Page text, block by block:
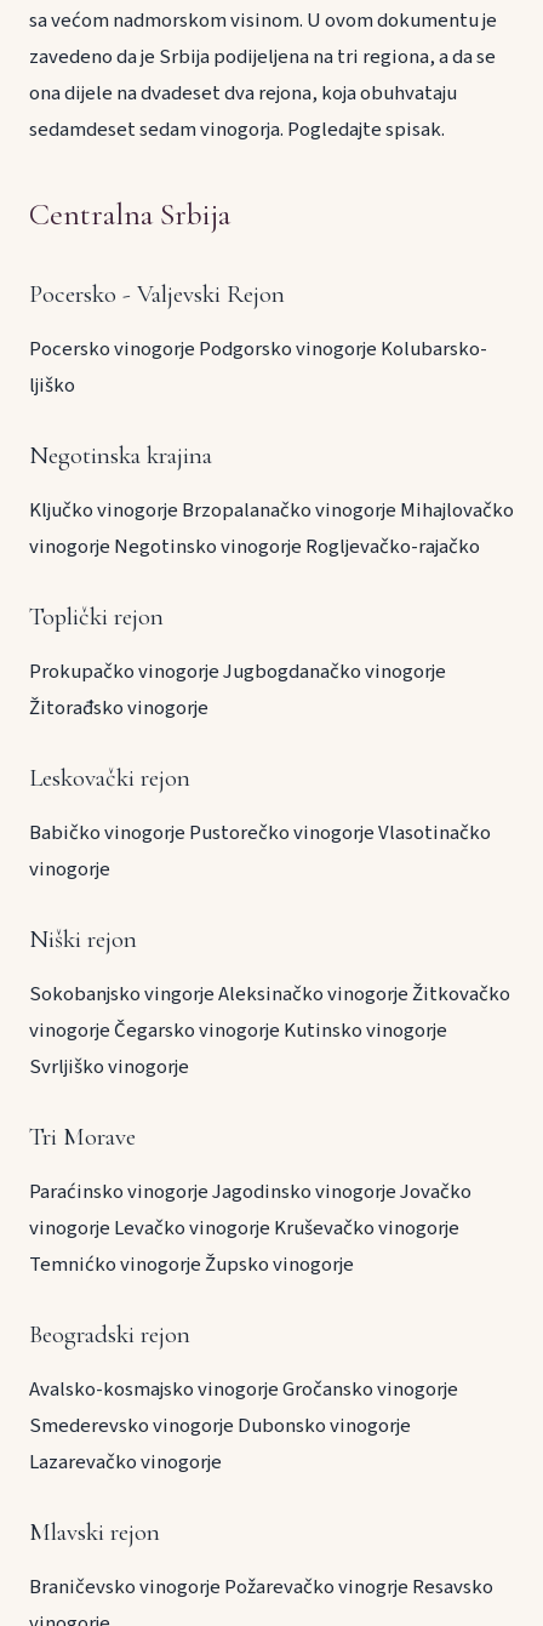
sa većom nadmorskom visinom. U ovom dokumentu je
zavedeno da je Srbija podijeljena na tri regiona, a da se
ona dijele na dvadeset dva rejona, koja obuhvataju
sedamdeset sedam vinogorja. Pogledajte spisak.
Centralna Srbija
Pocersko - Valjevski Rejon
Pocersko vinogorje Podgorsko vinogorje Kolubarsko-
ljiško
Negotinska krajina
Ključko vinogorje Brzopalanačko vinogorje Mihajlovačko
vinogorje Negotinsko vinogorje Rogljevačko-rajačko
Toplički rejon
Prokupačko vinogorjeJugbogdanačko vinogorje
Žitorađsko vinogorje
Leskovački rejon
Babičko vinogorje Pustorečko vinogorjeVlasotinačko
vinogorje
Niški rejon
Sokobanjsko vingorjeAleksinačko vinogorjeŽitkovačko
vinogorjeČegarsko vinogorje Kutinsko vinogorje
Svrljiško vinogorje
Tri Morave
Paraćinsko vinogorjeJagodinsko vinogorjeJovačko
vinogorje Levačko vinogorje Kruševačko vinogorje
Temnićko vinogorjeŽupsko vinogorje
Beogradski rejon
Avalsko-kosmajsko vinogorjeGročansko vinogorje
Smederevsko vinogorje Dubonsko vinogorje
Lazarevačko vinogorje
Mlavski rejon
Braničevsko vinogorje Požarevačko vinogrje Resavsko